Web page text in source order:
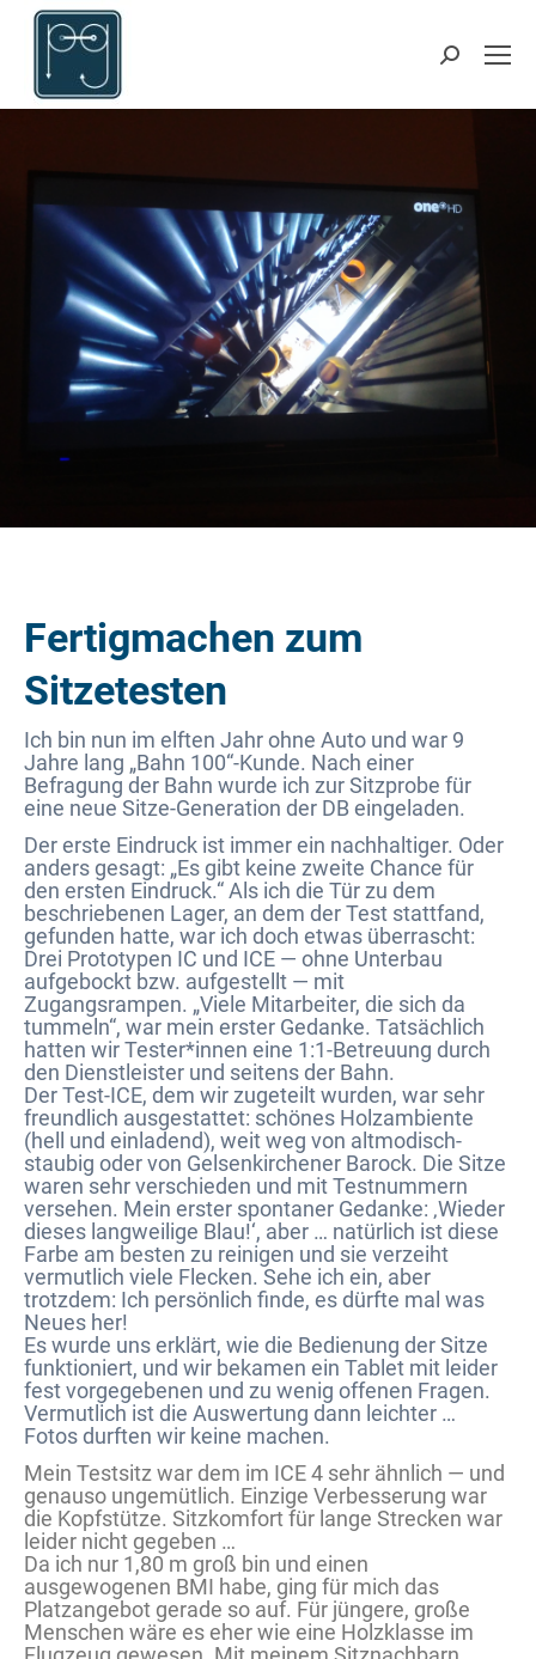
Fertigmachen zum
Sitzetesten
Ich bin nun im elften Jahr ohne Auto und war 9
Jahre lang „Bahn 100“-Kunde. Nach einer
Befragung der Bahn wurde ich zur Sitzprobe für
eine neue Sitze-Generation der DB eingeladen.
Der erste Eindruck ist immer ein nachhaltiger. Oder
anders gesagt: „Es gibt keine zweite Chance für
den ersten Eindruck.“ Als ich die Tür zu dem
beschriebenen Lager, an dem der Test stattfand,
gefunden hatte, war ich doch etwas überrascht:
Drei Prototypen IC und ICE — ohne Unterbau
aufgebockt bzw. aufgestellt — mit
Zugangsrampen. „Viele Mitarbeiter, die sich da
tummeln“, war mein erster Gedanke. Tatsächlich
hatten wir Tester*innen eine 1:1-Betreuung durch
den Dienstleister und seitens der Bahn.
Der Test-ICE, dem wir zugeteilt wurden, war sehr
freundlich ausgestattet: schönes Holzambiente
(hell und einladend), weit weg von altmodisch-
staubig oder von Gelsenkirchener Barock. Die Sitze
waren sehr verschieden und mit Testnummern
versehen. Mein erster spontaner Gedanke: ‚Wieder
dieses langweilige Blau!‘, aber … natürlich ist diese
Farbe am besten zu reinigen und sie verzeiht
vermutlich viele Flecken. Sehe ich ein, aber
trotzdem: Ich persönlich finde, es dürfte mal was
Neues her!
Es wurde uns erklärt, wie die Bedienung der Sitze
funktioniert, und wir bekamen ein Tablet mit leider
fest vorgegebenen und zu wenig offenen Fragen.
Vermutlich ist die Auswertung dann leichter …
Fotos durften wir keine machen.
Mein Testsitz war dem im ICE 4 sehr ähnlich — und
genauso ungemütlich. Einzige Verbesserung war
die Kopfstütze. Sitzkomfort für lange Strecken war
leider nicht gegeben …
Da ich nur 1,80 m groß bin und einen
ausgewogenen BMI habe, ging für mich das
Platzangebot gerade so auf. Für jüngere, große
Menschen wäre es eher wie eine Holzklasse im